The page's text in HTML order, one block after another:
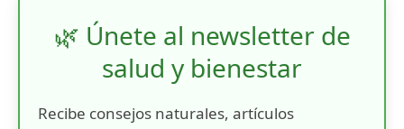
🌿 Únete al newsletter de
salud y bienestar
Recibe consejos naturales, artículos